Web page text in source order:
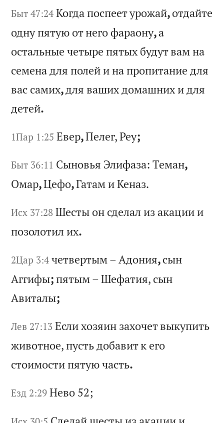
Быт 47:24 Когда поспеетурожай,отдайте
однупятую отнего фараону,а
остальныечетыре пятых будутвам на
семена для полей и на пропитание для
вас самих, для ваших домашних и для
детей.
1Пар 1:25 Евер,Пелег,Реу;
Быт 36:11 Сыновья Элифаза: Теман,
Омар,Цефо,Гатам иКеназ.
Исх 37:28 Шесты он сделал из акации и
позолотил их.
2Цар 3:4 четвертым–Адония,сын
Аггифы; пятым–Шефатия, сын
Авиталы;
Лев 27:13 Еслихозяин захочетвыкупить
животное, пустьдобавитк его
стоимости пятуючасть.
Езд 2:29 Нево 52;